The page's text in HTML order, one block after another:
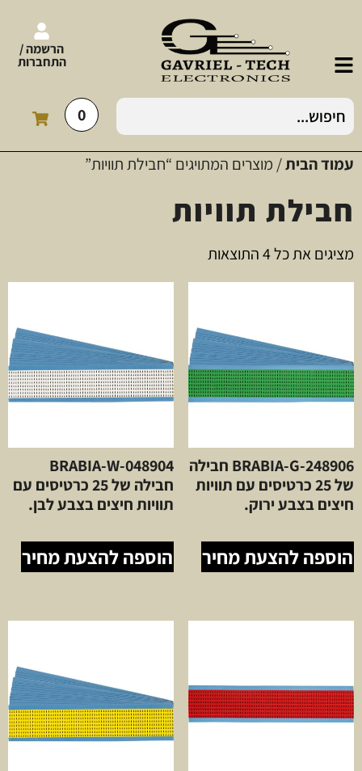
הרשמה /
התחברות
0
עמוד הבית/ מוצרים המתויגים “חבילת תוויות”
חבילת תוויות
מציגים את כל ⁦4⁩ התוצאות
BRABIA-G-248906 חבילה
של 25 כרטיסים עם תוויות
חיצים בצבע ירוק.
הוספה להצעת מחיר
BRABIA-W-048904
חבילה של 25 כרטיסים עם
תוויות חיצים בצבע לבן.
הוספה להצעת מחיר